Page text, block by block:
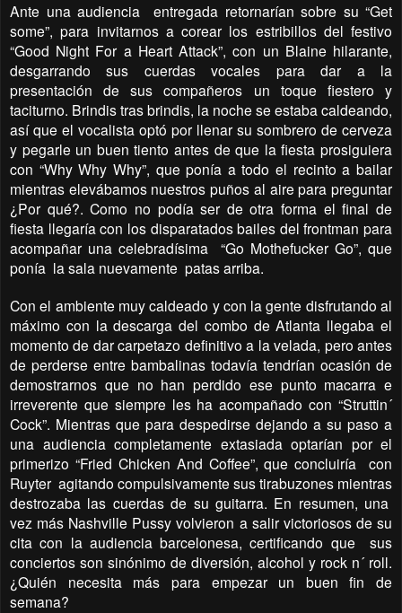
Ante una audiencia
entregada retornarían sobre su “Get
some”, para invitarnos a corear los estribillos del festivo
“Good Night For a Heart Attack”, con un Blaine hilarante,
desgarrando sus cuerdas vocales para dar a la
presentación de sus compañeros un toque fiestero y
taciturno. Brindis tras brindis, la noche se estaba caldeando,
así que el vocalista optó por llenar su sombrero de cerveza
y pegarle un buen tiento antes de que la fiesta prosiguiera
con “Why Why Why”, que ponía a todo el recinto a bailar
mientras elevábamos nuestros puños al aire para preguntar
¿Por qué?. Como no podía ser de otra forma el final de
fiesta llegaría con los disparatados bailes del frontman para
acompañar una celebradísima
“Go Mothefucker Go”, que
ponía la sala nuevamente patas arriba.
Con el ambiente muy caldeado y con la gente disfrutando al
máximo con la descarga del combo de Atlanta llegaba el
momento de dar carpetazo definitivo a la velada, pero antes
de perderse entre bambalinas todavía tendrían ocasión de
demostrarnos que no han perdido ese punto macarra e
irreverente que siempre les ha acompañado con “Struttin´
Cock”. Mientras que para despedirse dejando a su paso a
una audiencia completamente extasiada optarían por el
primerizo “Fried Chicken And Coffee”, que concluiría
con
Ruyter agitando compulsivamente sus tirabuzones mientras
destrozaba las cuerdas de su guitarra. En resumen, una
vez más Nashville Pussy volvieron a salir victoriosos de su
cita con la audiencia barcelonesa, certificando que
sus
conciertos son sinónimo de diversión, alcohol y rock n´ roll.
¿Quién necesita más para empezar un buen fin de
semana?